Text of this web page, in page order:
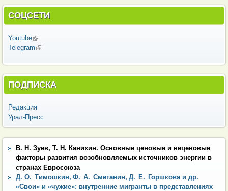
СОЦСЕТИ
Youtube(внешняя ссылка)
Telegram (внешняя ссылка)
ПОДПИСКА
Редакция
Урал-Пресс
В. Н. Зуев, Т. Н. Канихин. Основные ценовые и неценовые
факторы развития возобновляемых источников энергии в
странах Евросоюза
Д. О. Тимошкин, Ф. А. Сметанин, Д. Е. Горшкова и др.
«Свои» и «чужие»: внутренние мигранты в представлениях